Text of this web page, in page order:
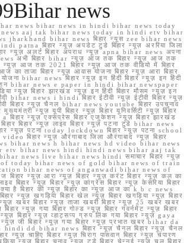
news
news bihar news in hindi bihar news today
aaj tak bihar news today in hindi etv bihar
jharkhand bihar news बिहार न्यूस zee bihar news
patna बिहार न्यूज़ अपडेट टुडे बिहार न्यूज़ अररिया जिला
न्यूज़ अलर्ट बिहार अपराध न्यूज़ apna bihar news अपना
अभी बिहार bihar न्यूज़ आज तक बिहार न्यूज़ आज तक
न्यूज़ आज तक 2021 बिहार न्यूज़ आज तक वीडियो में बिहार
ताजा बिहार न्यूज़ आवास योजना बिहार न्यूज़ आरा बिहार
bihar news बिहार न्यूज़ इन हिंदी बिहार न्यूज़ इन हिंदी
bihar news e paper in hindi bihar newspaper
न्यूज़ बिहार झारखंड न्यूज़ इन हिंदी बिहार मौसम न्यूज़ इन
bihar news i hindi बिहार ईटीवी न्यूज़ ईटीवी बिहार न्यूज़
बिहार न्यूज़ चैनल bihar news youtube बिहार उपचुनाव
न्यूज़ यूपी बिहार न्यूज़ बिहार यूनिवर्सिटी न्यूज़ बिहार
बिहार न्यूज़ एक्सप्रेस बिहार एजुकेशन न्यूज़ बिहार झारखंड
बिहार न्यूज़ लाइव बिहार न्यूज़ पटना टुडे bihar news
न्यूज़ पटना today lockdown बिहार न्यूज़ पटना school
video बिहार न्यूज़ औरंगाबाद जिला औरंगाबाद न्यूज़ बिहार
bihar news h bihar news hd video bihar news
etv bihar news hindi hindi news bihar aaj tak
news live bihar news hindi समाचार बिहार न्यूज़
of today bihar news of gold bihar news of train
bihar news of anganwadi bihar news of
बिहार न्यूज़ आरा न्यूज़ बिहार न्यूज़ करंट बिहार न्यूज़ कल का
बिहार न्यूज़ बिहार न्यूज़ कांग्रेस बिहार न्यूज़ केसरिया बिहार
है बिहार की न्यूज़ बिहार का न्यूज़ आज का k b c news
न्यूज़ खगड़िया बिहार खेल न्यूज़ बिहार खगड़िया न्यूज़ बिहार
खबर बिहार न्यूज़ ताजा खबरी बिहार न्यूज़ 25 खबर खबर
बिहार न्यूज़ गया बिहार गोल्ड न्यूज़ बिहार गवर्नमेंट न्यूज़ बिहार
बिहार न्यूज़ व्हाट्सप्प ग्रुप लिंक गया बिहार न्यूज़ gaya
जी बिहार न्यूज़ गया बिहार न्यूज़ प्रभात खबर bihar da
dd bihar news बिहार न्यूज़ चैनल बिहार न्यूज़ चैनल
न्यूज़ चाहिए बिहार न्यूज़ चिराग पासवान बिहार न्यूज़ चंपारण
चकिया न्यूज़ बिहार चुनाव न्यूज़ टुडे बिहार चेन्नई न्यूज़ चल बिहार